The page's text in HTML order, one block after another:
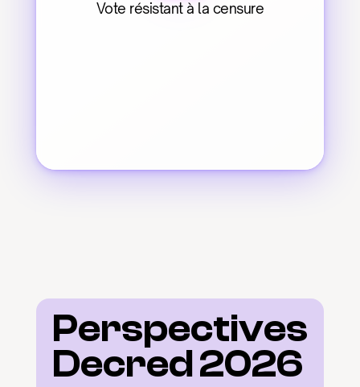
Vote résistant à la censure
Perspectives
Decred 2026